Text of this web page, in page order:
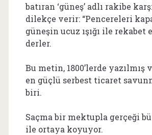
batıran ‘güneş’ adlı rakibe
dilekçe verir: “Pencereleri
güneşin ucuz ışığı ile rekabet
derler.
Bu metin, 1800’lerde
en güçlü serbest ticaret
biri.
Saçma bir mektupla gerçeği
ile ortaya koyuyor.